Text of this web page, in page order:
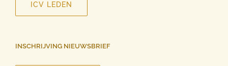
ICV LEDEN
INSCHRIJVING NIEUWSBRIEF